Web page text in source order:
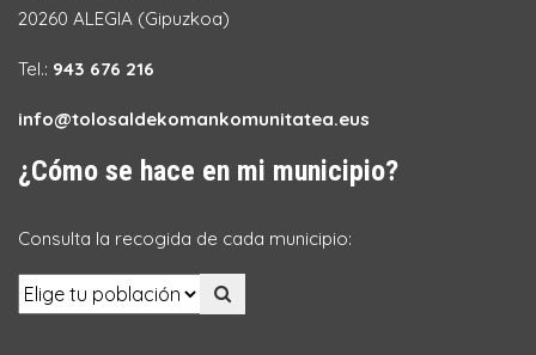
20260 ALEGIA (Gipuzkoa)
Tel.: 943 676 216
info@tolosaldekomankomunitatea.eus
¿Cómo se hace en mi municipio?
Consulta la recogida de cada municipio: